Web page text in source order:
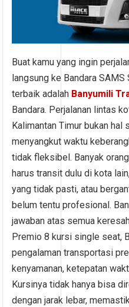
Buat kamu yang ingin
langsung ke Bandara
terbaik adalah Banyumili
Bandara. Perjalanan lintas
Kalimantan Timur bukan hal
menyangkut waktu
tidak fleksibel. Banyak
harus transit dulu di kota
yang tidak pasti, atau
belum tentu profesional.
jawaban atas semua
Premio 8 kursi single seat,
pengalaman transportasi
kenyamanan, ketepatan
Kursinya tidak hanya bisa
dengan jarak lebar,